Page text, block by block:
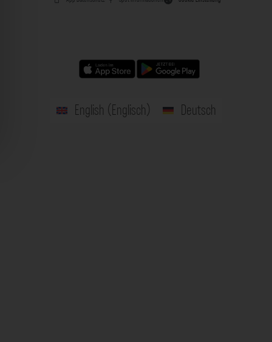
English (Englisch) Deutsch